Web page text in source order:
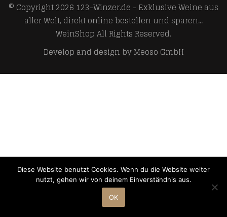
© Copyright 2026 123-Winzer.de - Exklusive Weine aus
aller Welt, direkt online bestellen und sparen...
WeinShopAll Rights Reserved.
Develop and design byMeoso GmbH
Diese Website benutzt Cookies. Wenn du die Website weiter
nutzt, gehen wir von deinem Einverständnis aus.
OK